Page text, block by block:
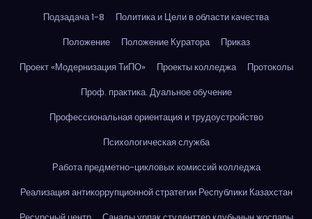
Подзадача 1-8
Политика и Цели в области качества
Положение
Положение Куратора
Приказ
Проект «Модернизация ТиПО»
Проекты колледжа
Протоколы
Проф. практика. Дуальное обучение
Профессиональная ориентация и трудоустройство
Психологическая служба
Работа предметно-цикловых комиссий колледжа
Реализация антикоррупционной стратегии Республики Казахстан